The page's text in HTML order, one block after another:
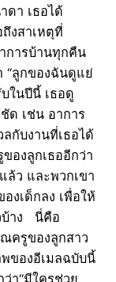
ดา เธอได้
งสาเหตุที่
การบ้านทุกคืน
“ลูกของฉันดูแย่
ในปีนี้ เธอดู
ด เช่น อาการ
กับงานที่เธอได้
องลูกเธออีกว่า
ล้ว และพวกเขา
งเด็กลง เพื่อให้
บ้าง นี่คือ
ครูของลูกสาว
ของอีเมลฉบับนี้
า“มีใครช่วย